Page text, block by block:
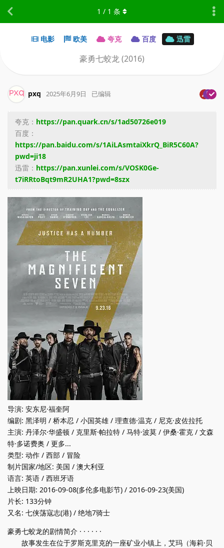
电影 欧美 夸克 百度 迅雷
豪勇七蛟龙 (2016)
1 / 1 条
pxq 2025年6月9日 已编辑
夸克： https://pan.quark.cn/s/1ad50726e019
百度：
https://pan.baidu.com/s/1AiLAsmtaiXkrQ_BiR5C60A?
pwd=ji18
迅雷： https://pan.xunlei.com/s/VOSK0Ge-
t7iRRtoBqt9mR2UHA1?pwd=8szx
导演: 安东尼·福奎阿
编剧: 黑泽明 / 桥本忍 / 小国英雄 / 理查德·温克 / 尼克·皮佐拉托
主演: 丹泽尔·华盛顿 / 克里斯·帕拉特 / 马特·波莫 / 伊桑·霍克 / 文森
特·多诺费奥 / 更多...
类型: 动作 / 西部 / 冒险
制片国家/地区: 美国 / 澳大利亚
语言: 英语 / 西班牙语
上映日期: 2016-09-08(多伦多电影节) / 2016-09-23(美国)
片长: 133分钟
又名: 七侠荡寇志(港) / 绝地7骑士
豪勇七蛟龙的剧情简介 · · · · · ·
故事发生在位于罗斯克里克的一座矿业小镇上，艾玛（海莉·贝